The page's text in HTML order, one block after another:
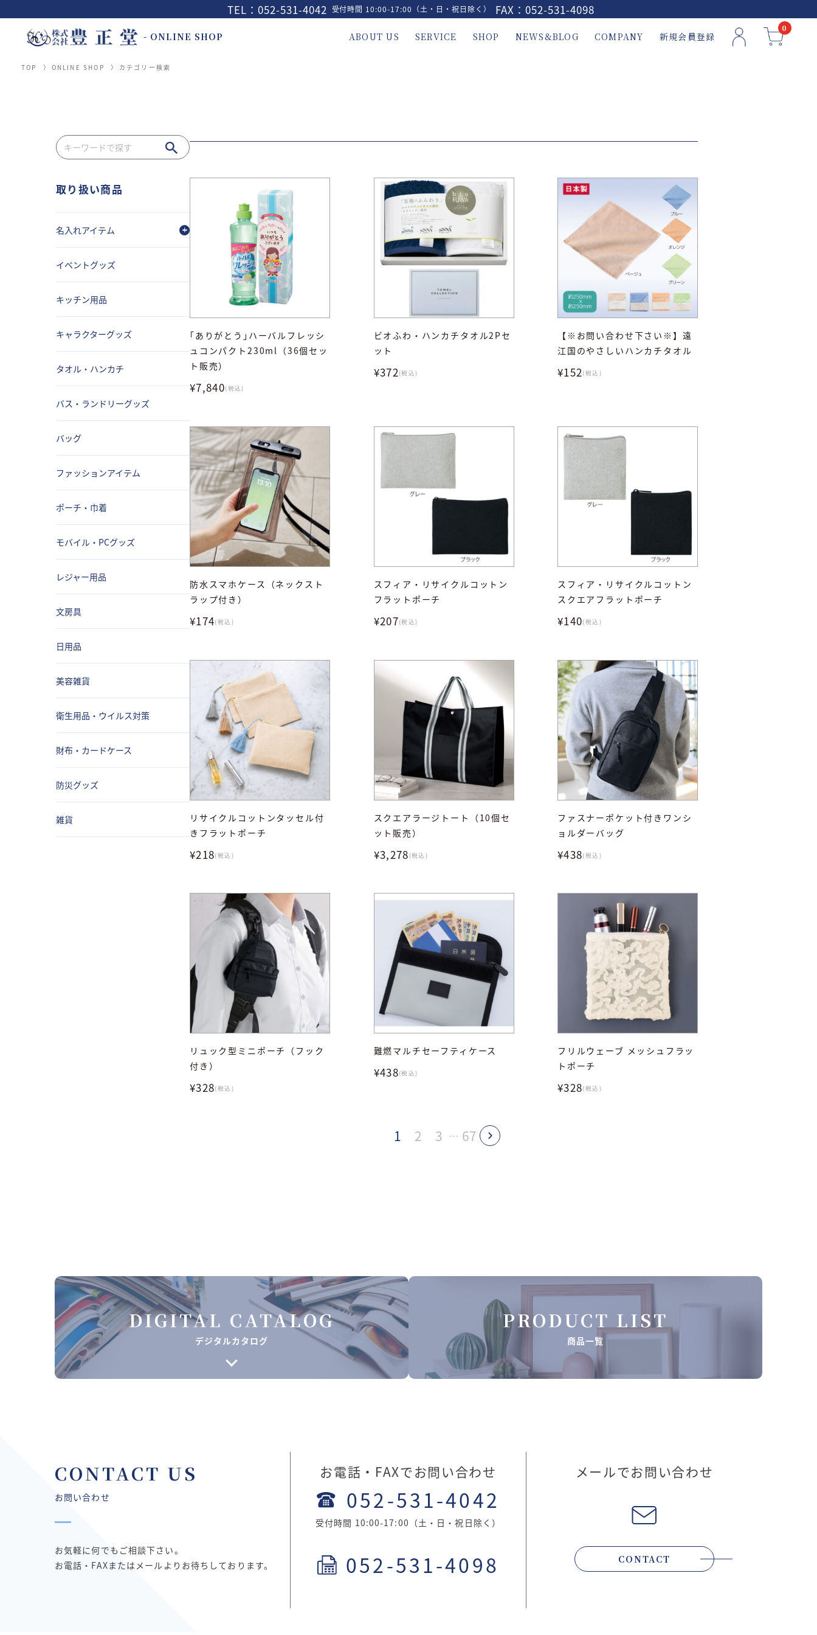
TEL：052-531-4042 受付時間 10:00-17:00（土・日・祝日除く） FAX：052-531-4098
- ONLINE SHOP ABOUT US SERVICE SHOP NEWS&BLOG COMPANY 新規会員登録
0
TOP ONLINE SHOP カテゴリー検索
取り扱い商品
名入れアイテム
イベントグッズ
キッチン用品
キャラクターグッズ
タオル・ハンカチ
バス・ランドリーグッズ
バッグ
ファッションアイテム
ポーチ・巾着
モバイル・PCグッズ
レジャー用品
文房具
日用品
美容雑貨
衛生用品・ウイルス対策
財布・カードケース
防災グッズ
雑貨
｢ありがとう｣ハーバルフレッシ
ュコンパクト230ml（36個セッ
ト販売）
¥7,840(税込)
ビオふわ・ハンカチタオル2Pセ
ット
¥372(税込)
【※お問い合わせ下さい※】遠
江国のやさしいハンカチタオル
¥152(税込)
防水スマホケース（ネックスト
ラップ付き）
¥174(税込)
スフィア・リサイクルコットン
フラットポーチ
¥207(税込)
スフィア・リサイクルコットン
スクエアフラットポーチ
¥140(税込)
リサイクルコットンタッセル付
きフラットポーチ
¥218(税込)
スクエアラージトート（10個セ
ット販売）
¥3,278 (税込)
ファスナーポケット付きワンシ
ョルダーバッグ
¥438(税込)
リュック型ミニポーチ（フック
付き）
¥328(税込)
難燃マルチセーフティケース
¥438(税込)
フリルウェーブ メッシュフラッ
トポーチ
¥328(税込)
1 2 3 … 67
DIGITAL CATALOG
デジタルカタログ
PRODUCT LIST
商品一覧
CONTACT US
お問い合わせ
お気軽に何でもご相談下さい。
お電話・FAXまたはメールよりお待ちしております。
お電話・FAXでお問い合わせ
052-531-4042
受付時間 10:00-17:00（土・日・祝日除く）
052-531-4098
メールでお問い合わせ
CONTACT